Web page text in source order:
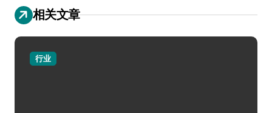
相关文章
行业